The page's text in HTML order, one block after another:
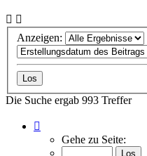
Anzeigen:
Die Suche ergab 993 Treffer
von
Gehe zu Seite: